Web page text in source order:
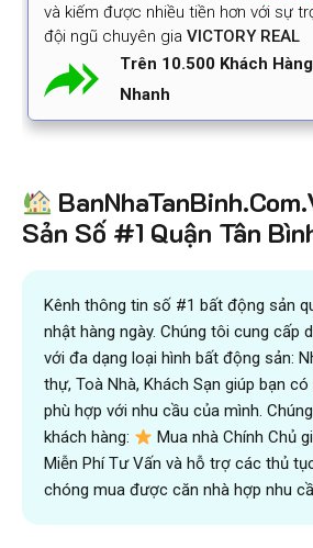
và kiếm được nhiều tiền hơn với sự
đội ngũ chuyên gia VICTORY REAL
Trên 10.500 Khách
Nhanh
Sản Số #1 Quận Tân
Kênh thông tin số #1 bất động sản
nhật hàng ngày. Chúng tôi cung cấp
với đa dạng loại hình bất động sản:
thự, Toà Nhà, Khách Sạn giúp bạn
phù hợp với nhu cầu của mình.
khách hàng:
Mua nhà Chính Chủ
Miễn Phí Tư Vấn và hỗ trợ các thủ
chóng mua được căn nhà hợp nhu